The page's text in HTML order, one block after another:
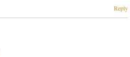
Reply